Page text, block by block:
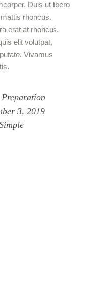
Duis ut libero
rhoncus.
erat at rhoncus.
elit volutpat,
Vivamus
Preparation
3, 2019
Simple